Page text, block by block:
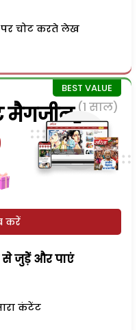
चोट करते लेख
मैगजीन (1 साल)
करें
से जुड़ेें और पाएं
कंटेंट